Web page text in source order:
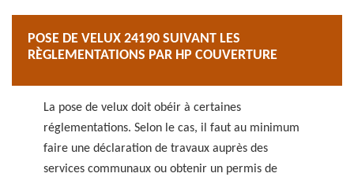
POSE DE VELUX 24190 SUIVANT LES
RÈGLEMENTATIONS PAR HP COUVERTURE
La pose de velux doit obéir à certaines
réglementations. Selon le cas, il faut au minimum
faire une déclaration de travaux auprès des
services communaux ou obtenir un permis de